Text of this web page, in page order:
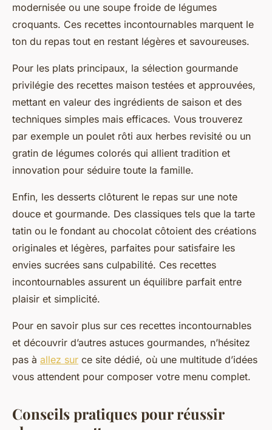
modernisée ou une soupe froide de légumes
croquants. Ces recettes incontournables marquent le
ton du repas tout en restant légères et savoureuses.
Pour les plats principaux, la sélection gourmande
privilégie des recettes maison testées et approuvées,
mettant en valeur des ingrédients de saison et des
techniques simples mais efficaces. Vous trouverez
par exemple un poulet rôti aux herbes revisité ou un
gratin de légumes colorés qui allient tradition et
innovation pour séduire toute la famille.
Enfin, les desserts clôturent le repas sur une note
douce et gourmande. Des classiques tels que la tarte
tatin ou le fondant au chocolat côtoient des créations
originales et légères, parfaites pour satisfaire les
envies sucrées sans culpabilité. Ces recettes
incontournables assurent un équilibre parfait entre
plaisir et simplicité.
Pour en savoir plus sur ces recettes incontournables
et découvrir d’autres astuces gourmandes, n’hésitez
pas à allez sur ce site dédié, où une multitude d’idées
vous attendent pour composer votre menu complet.
Conseils pratiques pour réussir